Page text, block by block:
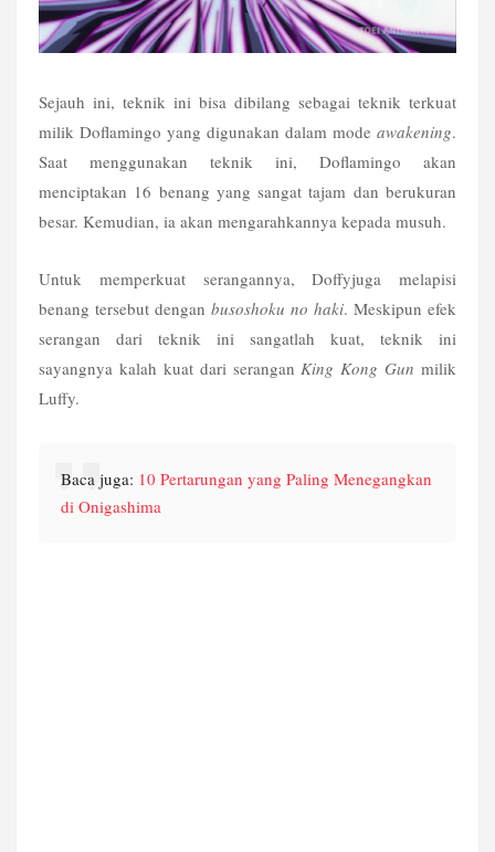
Sejauh ini, teknik ini bisa dibilang sebagai teknik terkuat
milik Doflamingo yang digunakan dalam mode awakening.
Saat menggunakan teknik ini, Doflamingo akan
menciptakan 16 benang yang sangat tajam dan berukuran
besar. Kemudian, ia akan mengarahkannya kepada musuh.
Untuk memperkuat serangannya, Doffyjuga melapisi
benang tersebut dengan busoshoku no haki. Meskipun efek
serangan dari teknik ini sangatlah kuat, teknik ini
sayangnya kalah kuat dari serangan King Kong Gun milik
Luffy.
Baca juga: 10 Pertarungan yang Paling Menegangkan
di Onigashima